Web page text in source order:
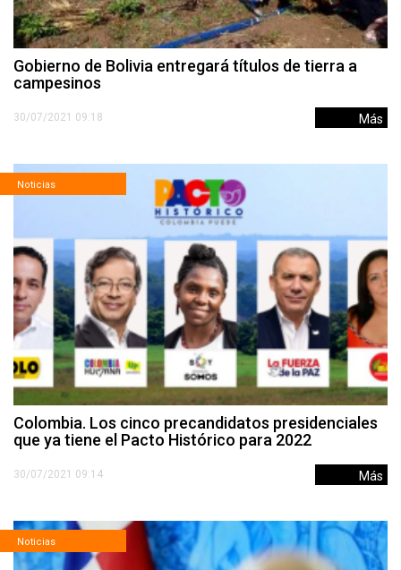
Gobierno de Bolivia entregará títulos de tierra a
campesinos
30/07/2021 09:18 Más
Noticias
Colombia. Los cinco precandidatos presidenciales
que ya tiene el Pacto Histórico para 2022
30/07/2021 09:14 Más
Noticias